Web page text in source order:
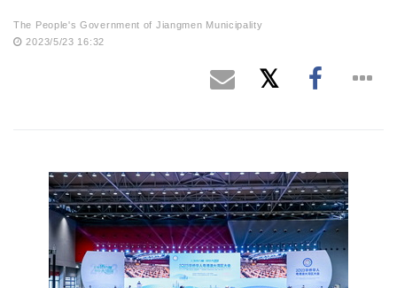
The People's Government of Jiangmen Municipality
2023/5/23 16:32